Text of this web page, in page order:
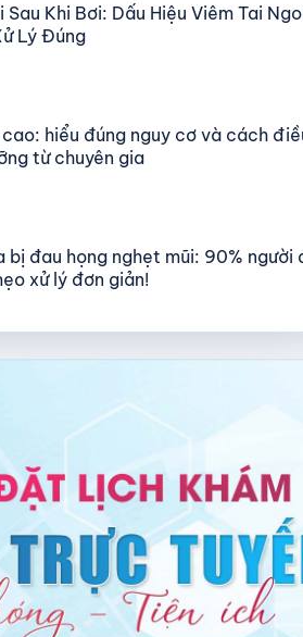
Sau Khi Bơi: Dấu Hiệu Viêm Tai
Lý Đúng
hiểu đúng nguy cơ và cách
từ chuyên gia
bị đau họng nghẹt mũi: 90% người
xử lý đơn giản!